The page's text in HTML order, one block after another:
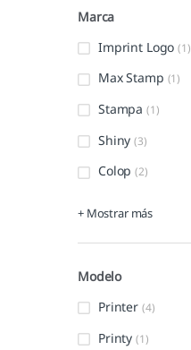
Marca
Imprint Logo (1)
Max Stamp (1)
Stampa (1)
Shiny (3)
Colop (2)
+ Mostrar más
Modelo
Printer (4)
Printy (1)